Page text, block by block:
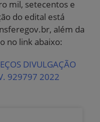
mil, setecentos e
do edital está
além da
no link abaixo:
DIVULGAÇÃO
929797 2022